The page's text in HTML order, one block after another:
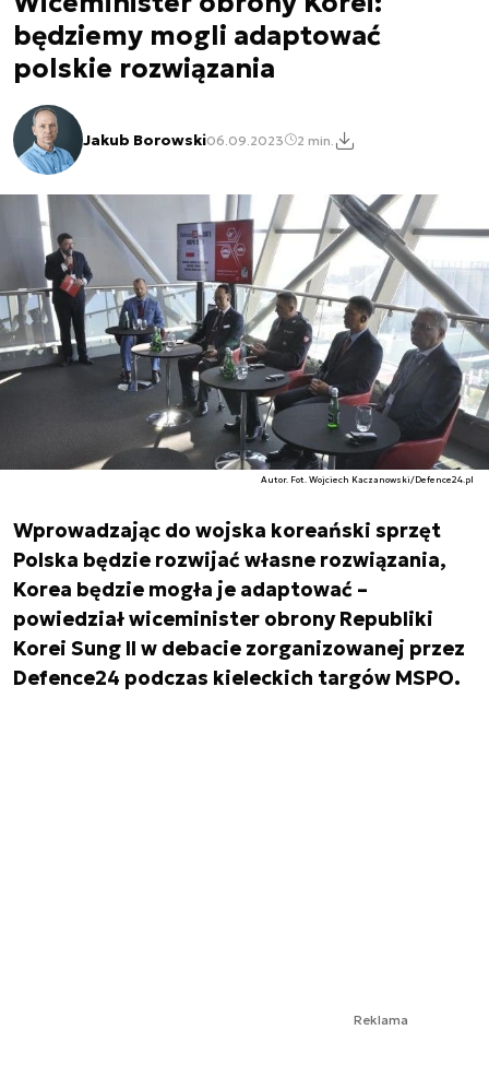
będziemy mogli adaptować
polskie rozwiązania
Jakub Borowski06.09.2023 2 min.
Autor. Fot. Wojciech Kaczanowski/Defence24.pl
Wprowadzając do wojska koreański sprzęt
Polska będzie rozwijać własne rozwiązania,
Korea będzie mogła je adaptować –
powiedział wiceminister obrony Republiki
Korei Sung Il w debacie zorganizowanej przez
Defence24 podczas kieleckich targów MSPO.
Reklama